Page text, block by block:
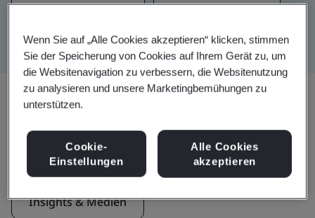
Informationssicherheit Künstliche Intelligenz
Net Zero
Aktuelle Insights
Insights & Medien
Wenn Sie auf „Alle Cookies akzeptieren“ klicken, stimmen
Sie der Speicherung von Cookies auf Ihrem Gerät zu, um
die Websitenavigation zu verbessern, die Websitenutzung
zu analysieren und unsere Marketingbemühungen zu
unterstützen.
Cookie-
Einstellungen
Alle Cookies
akzeptieren